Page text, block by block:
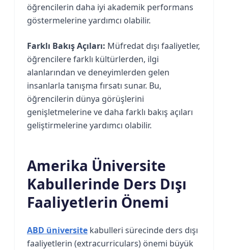
öğrencilerin daha iyi akademik performans
göstermelerine yardımcı olabilir.
Farklı Bakış Açıları: Müfredat dışı faaliyetler,
öğrencilere farklı kültürlerden, ilgi
alanlarından ve deneyimlerden gelen
insanlarla tanışma fırsatı sunar. Bu,
öğrencilerin dünya görüşlerini
genişletmelerine ve daha farklı bakış açıları
geliştirmelerine yardımcı olabilir.
Amerika Üniversite
Kabullerinde Ders Dışı
Faaliyetlerin Önemi
ABD üniversite kabulleri sürecinde ders dışı
faaliyetlerin (extracurriculars) önemi büyük